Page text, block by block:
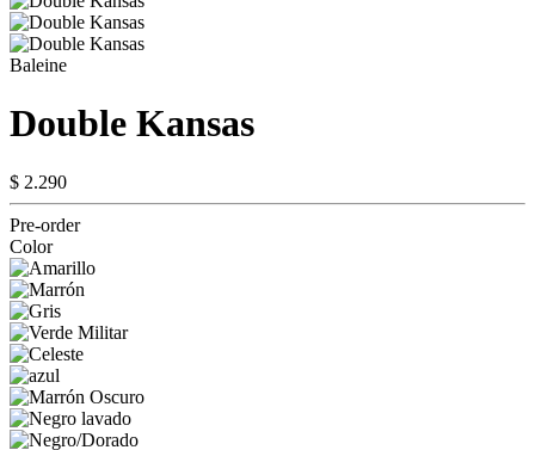
Baleine
Double Kansas
$ 2.290
Pre-order
Color